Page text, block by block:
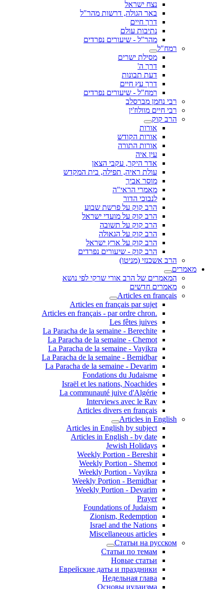
נצח ישראל
באר הגולה, דרשות מהר"ל
דרך חיים
נתיבות עולם
מהר"ל - שיעורים נפרדים
רמח"ל
מסילת ישרים
דרך ה'
דעת תבונות
דרך עץ חיים
רמח"ל - שיעורים נפרדים
רבי נחמן מברסלב
רבי חיים מוולוז'ין
הרב קוק
אורות
אורות הקודש
אורות התורה
עין איה
אדר היקר, עקבי הצאן
עולת ראיה, תפילה, בית המקדש
מוסר אביך
מאמרי הראי"ה
לנבוכי הדור
הרב קוק על פרשת שבוע
הרב קוק על מועדי ישראל
הרב קוק על תשובה
הרב קוק על הגאולה
הרב קוק על ארץ ישראל
הרב קוק - שיעורים נפרדים
הרב אשכנזי (מניטו)
מאמרים
המאמרים של הרב אורי שרקי לפי נושא
מאמרים חדשים
Articles en français
Articles en français par sujet
.Articles en français - par ordre chron
Les fêtes juives
La Paracha de la semaine - Berechite
La Paracha de la semaine - Chemot
La Paracha de la semaine - Vayikra
La Paracha de la semaine - Bemidbar
La Paracha de la semaine - Devarim
Fondations du Judaisme
Israël et les nations, Noachides
La communauté juive d'Algérie
Interviews avec le Rav
Articles divers en français
Articles in English
Articles in English by subject
Articles in English - by date
Jewish Holidays
Weekly Portion - Bereshit
Weekly Portion - Shemot
Weekly Portion - Vayikra
Weekly Portion - Bemidbar
Weekly Portion - Devarim
Prayer
Foundations of Judaism
Zionism, Redemption
Israel and the Nations
Miscellaneous articles
Статьи на русском
Статьи по темам
Новые статьи
Еврейские даты и праздники
Недельная глава
Основы иудаизма